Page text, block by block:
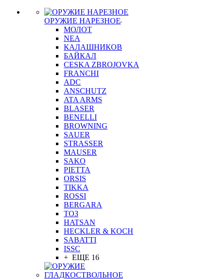
ОРУЖИЕ НАРЕЗНОЕ
МОЛОТ
NEA
КАЛАШНИКОВ
БАЙКАЛ
CESKA ZBROJOVKA
FRANCHI
ADC
ANSCHUTZ
ATA ARMS
BLASER
BENELLI
BROWNING
SAUER
STRASSER
MAUSER
SAKO
PIETTA
ORSIS
TIKKA
ROSSI
BERGARA
ТОЗ
HATSAN
HECKLER & KOCH
SABATTI
ISSC
+ ЕЩЕ 16